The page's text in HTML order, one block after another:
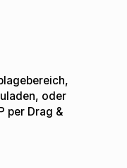
oder
per Drag &